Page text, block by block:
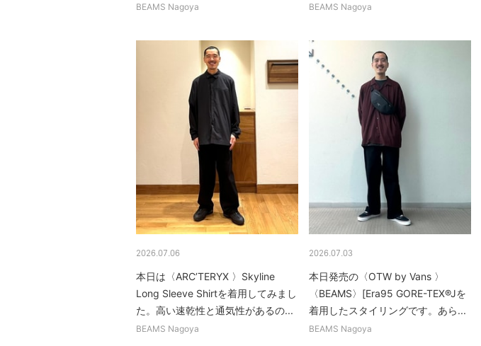
BEAMS Nagoya BEAMS Nagoya
2026.07.06
本日は〈ARC’TERYX 〉Skyline
Long Sleeve Shirtを着用してみまし
た。高い速乾性と通気性があるの...
BEAMS Nagoya
2026.07.03
本日発売の〈OTW by Vans 〉
〈BEAMS〉[Era95 GORE-TEX®Jを
着用したスタイリングです。あら...
BEAMS Nagoya